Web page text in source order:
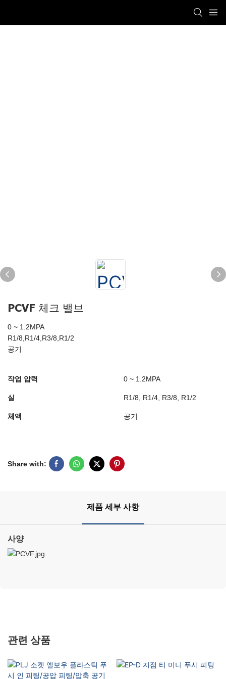
PCVF 체크 밸브
0 ~ 1.2MPA
R1/8,R1/4,R3/8,R1/2
공기
작업 압력 0 ~ 1.2MPA
실 R1/8, R1/4, R3/8, R1/2
체액 공기
Share with:
제품 세부 사항
사양
관련 상품